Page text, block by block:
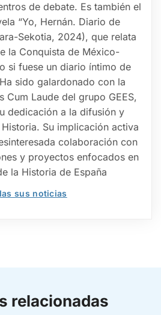
de debate. Es también el
“Yo, Hernán. Diario de
Sekotia, 2024), que relata
la Conquista de México-
si fuese un diario íntimo de
sido galardonado con la
Cum Laude del grupo GEES,
dedicación a la difusión y
Su implicación activa
colaboración con
y proyectos enfocados en
la Historia de España
sus noticias
relacionadas